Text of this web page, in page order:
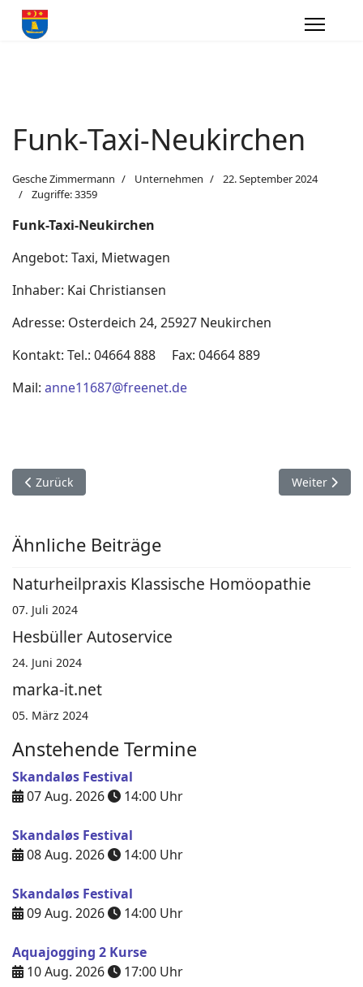
Funk-Taxi-Neukirchen
Gesche Zimmermann Unternehmen
22. September 2024
Zugriffe: 3359
Funk-Taxi-Neukirchen
Angebot: Taxi, Mietwagen
Inhaber: Kai Christiansen
Adresse: Osterdeich 24, 25927 Neukirchen
Kontakt: Tel.: 04664 888 Fax: 04664 889
Mail: anne11687@freenet.de
Vorheriger Beitrag: Bestattungsinstitut Artur Christiansen
Zurück Nächster
Weiter
Ähnliche Beiträge
Naturheilpraxis Klassische Homöopathie
07. Juli 2024
Hesbüller Autoservice
24. Juni 2024
marka-it.net
05. März 2024
Anstehende Termine
Skandaløs Festival
07 Aug. 2026
14:00 Uhr
Skandaløs Festival
08 Aug. 2026
14:00 Uhr
Skandaløs Festival
09 Aug. 2026
14:00 Uhr
Aquajogging 2 Kurse
10 Aug. 2026
17:00 Uhr